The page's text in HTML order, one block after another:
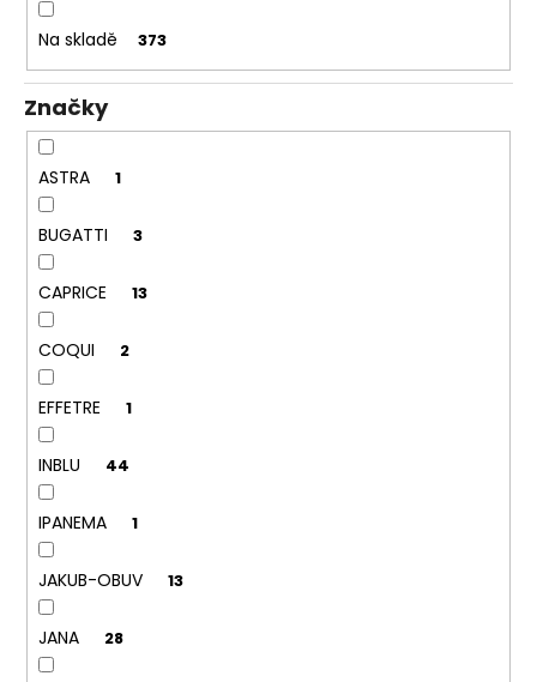
k
ů
Na skladě 373
Značky
ASTRA 1
BUGATTI 3
CAPRICE 13
COQUI 2
EFFETRE 1
INBLU 44
IPANEMA 1
JAKUB-OBUV 13
JANA 28
a
j
í
t
?
D
o
p
o
u
u
m